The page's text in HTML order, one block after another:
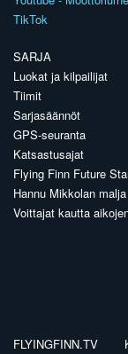
TikTok
SARJA
Luokat ja kilpailijat
Tiimit
Sarjasäännöt
GPS-seuranta
Katsastusajat
Flying Finn Future
Hannu Mikkolan malja
Voittajat kautta
FLYINGFINN.TV